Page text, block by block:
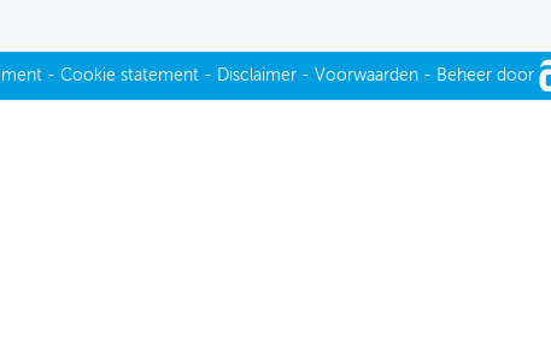
- Cookie statement- Disclaimer- Voorwaarden - Beheer door